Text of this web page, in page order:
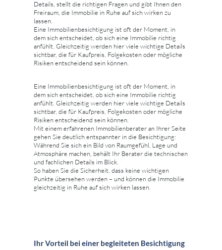
Details, stellt die richtigen Fragen und gibt Ihnen den
Freiraum, die Immobilie in Ruhe auf sich wirken zu
lassen.
Eine Immobilienbesichtigung ist oft der Moment, in
dem sich entscheidet, ob sich eine Immobilie richtig
anfühlt. Gleichzeitig werden hier viele wichtige Details
sichtbar, die für Kaufpreis, Folgekosten oder mögliche
Risiken entscheidend sein können.
Eine Immobilienbesichtigung ist oft der Moment, in
dem sich entscheidet, ob sich eine Immobilie richtig
anfühlt. Gleichzeitig werden hier viele wichtige Details
sichtbar, die für Kaufpreis, Folgekosten oder mögliche
Risiken entscheidend sein können.
Mit einem erfahrenen Immobilienberater an Ihrer Seite
gehen Sie deutlich entspannter in die Besichtigung:
Während Sie sich ein Bild von Raumgefühl, Lage und
Atmosphäre machen, behält Ihr Berater die technischen
und fachlichen Details im Blick.
So haben Sie die Sicherheit, dass keine wichtigen
Punkte übersehen werden – und können die Immobilie
gleichzeitig in Ruhe auf sich wirken lassen.
Ihr Vorteil bei einer begleiteten Besichtigung